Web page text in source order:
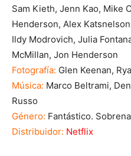
Sam Kieth, Jenn Kao, Mike
Henderson, Alex
Ildy Modrovich, Julia
McMillan, Jon Henderson
Fotografía: Glen Keenan,
Música: Marco Beltrami,
Russo
Género: Fantástico.
Distribuidor: Netflix